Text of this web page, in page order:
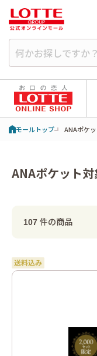
モールトップ ANAポケ
ANAポケット
107 件の商品